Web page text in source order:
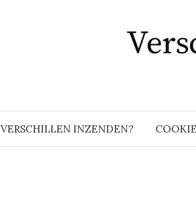
VERSCHILLEN INZENDEN?